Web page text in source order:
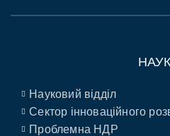
Науковий відділ
Сектор інноваційного
Проблемна НДР